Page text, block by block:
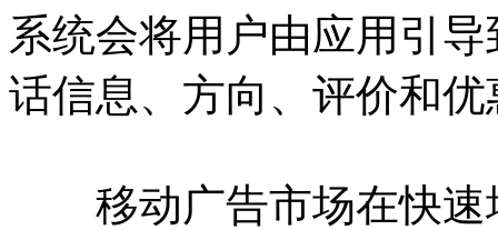
系统会将用户由应用引
话信息、方向、评价和优
移动广告市场在快速